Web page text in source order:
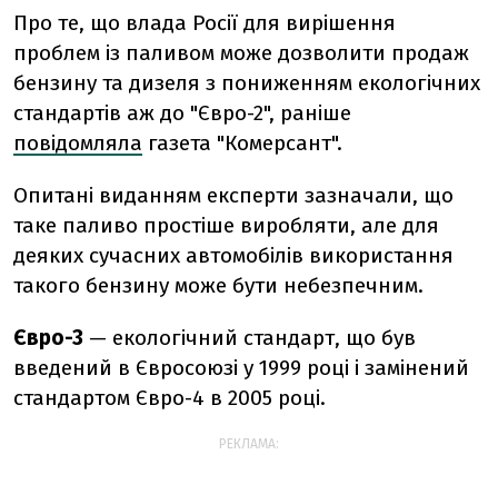
Про те, що влада Росії для вирішення
проблем із паливом може дозволити продаж
бензину та дизеля з пониженням екологічних
стандартів аж до "Євро-2", раніше
повідомляла газета "Комерсант".
Опитані виданням експерти зазначали, що
таке паливо простіше виробляти, але для
деяких сучасних автомобілів використання
такого бензину може бути небезпечним.
Євро-3 — екологічний стандарт, що був
введений в Євросоюзі у 1999 році і замінений
стандартом Євро-4 в 2005 році.
РЕКЛАМА: